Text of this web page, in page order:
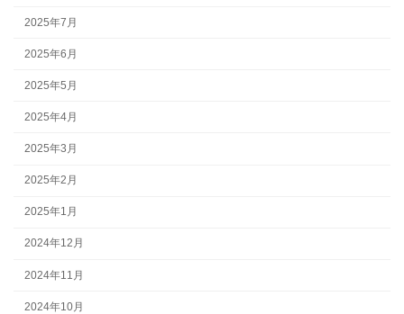
2025年7月
2025年6月
2025年5月
2025年4月
2025年3月
2025年2月
2025年1月
2024年12月
2024年11月
2024年10月